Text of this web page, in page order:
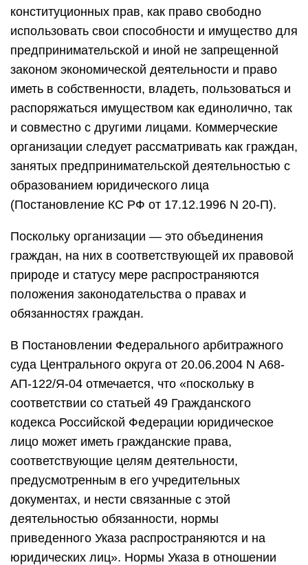
конституционных прав, как право свободно
использовать свои способности и имущество для
предпринимательской и иной не запрещенной
законом экономической деятельности и право
иметь в собственности, владеть, пользоваться и
распоряжаться имуществом как единолично, так
и совместно с другими лицами. Коммерческие
организации следует рассматривать как граждан,
занятых предпринимательской деятельностью с
образованием юридического лица
(Постановление КС РФ от 17.12.1996 N 20-П).
Поскольку организации — это объединения
граждан, на них в соответствующей их правовой
природе и статусу мере распространяются
положения законодательства о правах и
обязанностях граждан.
В Постановлении Федерального арбитражного
суда Центрального округа от 20.06.2004 N А68-
АП-122/Я-04 отмечается, что «поскольку в
соответствии со статьей 49 Гражданского
кодекса Российской Федерации юридическое
лицо может иметь гражданские права,
соответствующие целям деятельности,
предусмотренным в его учредительных
документах, и нести связанные с этой
деятельностью обязанности, нормы
приведенного Указа распространяются и на
юридических лиц». Нормы Указа в отношении